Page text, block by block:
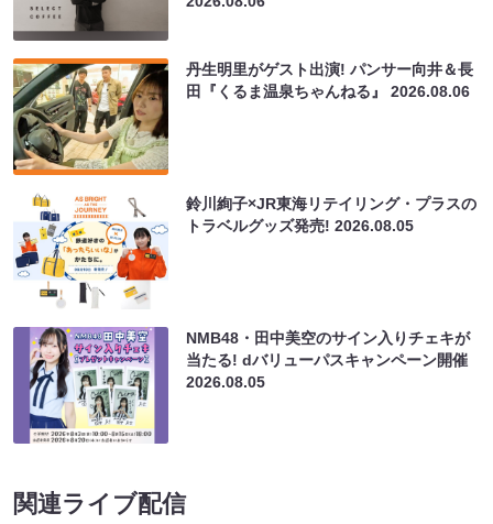
丹生明里がゲスト出演! パンサー向井＆長
田『くるま温泉ちゃんねる』2026.08.06
鈴川絢子×JR東海リテイリング・プラスの
トラベルグッズ発売!2026.08.05
NMB48・田中美空のサイン入りチェキが
当たる! dバリューパスキャンペーン開催
2026.08.05
関連ライブ配信